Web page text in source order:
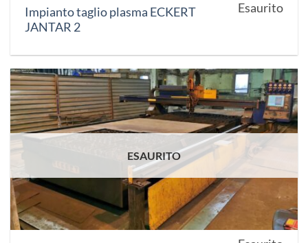
Impianto taglio plasma ECKERT
JANTAR 2
Esaurito
ESAURITO